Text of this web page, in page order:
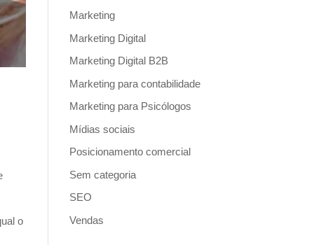
o
Marketing
Marketing Digital
Marketing Digital B2B
Marketing para contabilidade
Marketing para Psicólogos
Mídias sociais
Posicionamento comercial
Sem categoria
SEO
Vendas